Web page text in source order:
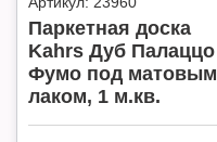
Паркетная доска
Kahrs Дуб Палаццо
Фумо под матовым
лаком, 1 м.кв.